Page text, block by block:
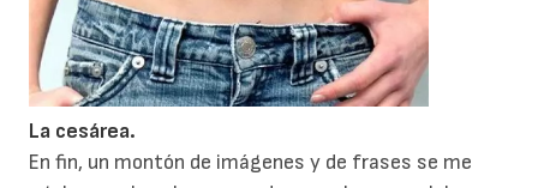
La cesárea.
En fin, un montón de imágenes y de frases se me